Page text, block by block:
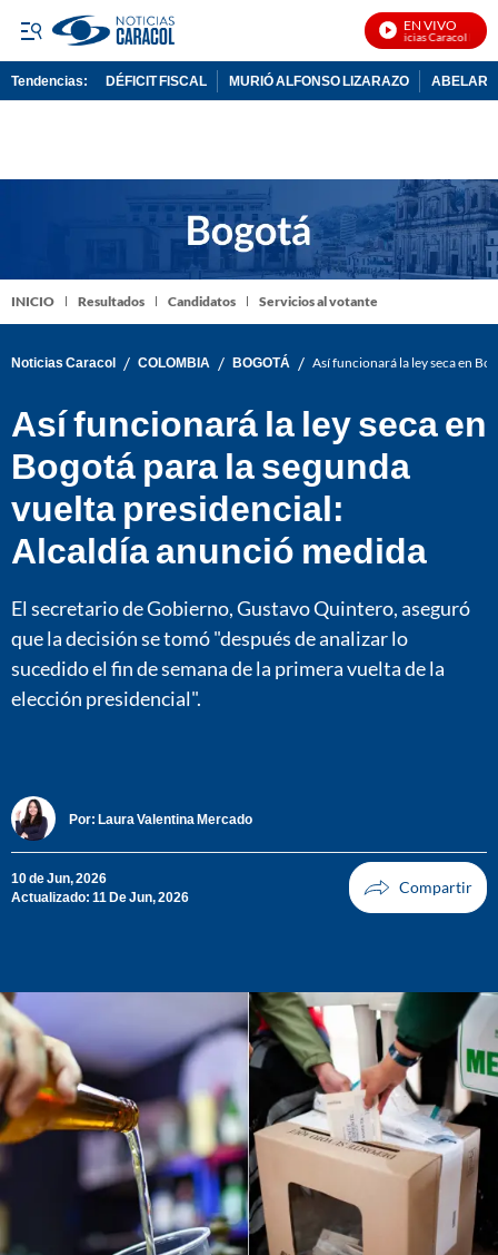
EN VIVO
Noticias Caracol En
Tendencias: DÉFICIT FISCAL MURIÓ ALFONSO LIZARAZO
INICIO Resultados Candidatos Servicios al votante
Noticias Caracol / COLOMBIA / BOGOTÁ / Así funcionará la ley seca en
Así funcionará la ley seca en
Bogotá para la segunda
vuelta presidencial:
Alcaldía anunció medida
El secretario de Gobierno, Gustavo Quintero, aseguró
que la decisión se tomó "después de analizar lo
sucedido el fin de semana de la primera vuelta de la
elección presidencial".
Por: Laura Valentina Mercado
10 de Jun, 2026
Actualizado: 11 De Jun, 2026